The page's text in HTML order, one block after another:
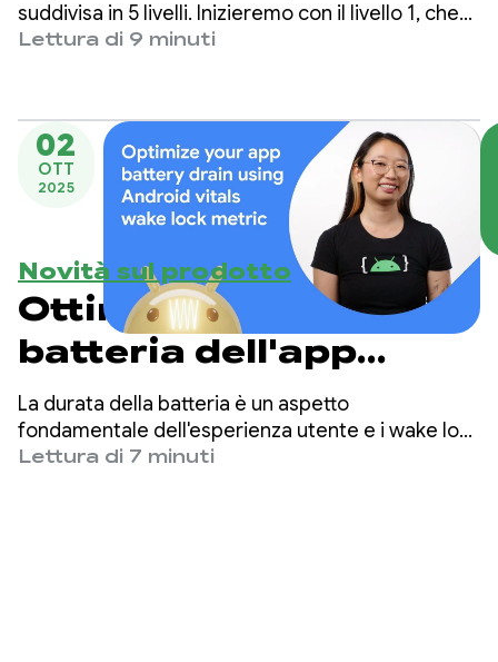
suddivisa in 5 livelli. Inizieremo con il livello 1, che
introduce strumenti di misurazione delle
dispongono delle risorse per mantenere un
framework di prestazioni personalizzato.
Lettura di 9 minuti
02
OTT
2025
Novità sul prodotto
Ottimizzare la
batteria dell'app
utilizzando la metrica
wakelock di Android
La durata della batteria è un aspetto
fondamentale dell'esperienza utente e i wake lock
svolgono un ruolo importante. In questo post del
Lettura di 7 minuti